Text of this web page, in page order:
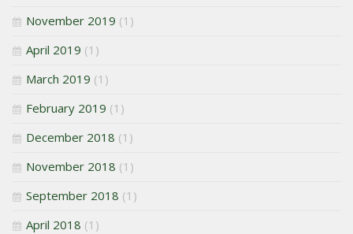
November 2019 (1)
April 2019 (1)
March 2019 (1)
February 2019 (1)
December 2018 (1)
November 2018 (1)
September 2018 (1)
April 2018 (1)